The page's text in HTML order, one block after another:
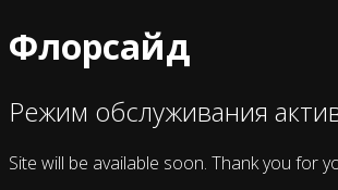
Флорсайд
Режим обслуживания
Site will be available soon. Thank you for